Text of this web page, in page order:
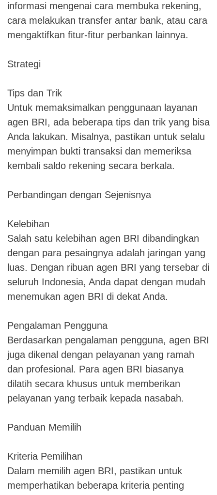
informasi mengenai cara membuka rekening,
cara melakukan transfer antar bank, atau cara
mengaktifkan fitur-fitur perbankan lainnya.
Strategi
Tips dan Trik
Untuk memaksimalkan penggunaan layanan
agen BRI, ada beberapa tips dan trik yang bisa
Anda lakukan. Misalnya, pastikan untuk selalu
menyimpan bukti transaksi dan memeriksa
kembali saldo rekening secara berkala.
Perbandingan dengan Sejenisnya
Kelebihan
Salah satu kelebihan agen BRI dibandingkan
dengan para pesaingnya adalah jaringan yang
luas. Dengan ribuan agen BRI yang tersebar di
seluruh Indonesia, Anda dapat dengan mudah
menemukan agen BRI di dekat Anda.
Pengalaman Pengguna
Berdasarkan pengalaman pengguna, agen BRI
juga dikenal dengan pelayanan yang ramah
dan profesional. Para agen BRI biasanya
dilatih secara khusus untuk memberikan
pelayanan yang terbaik kepada nasabah.
Panduan Memilih
Kriteria Pemilihan
Dalam memilih agen BRI, pastikan untuk
memperhatikan beberapa kriteria penting